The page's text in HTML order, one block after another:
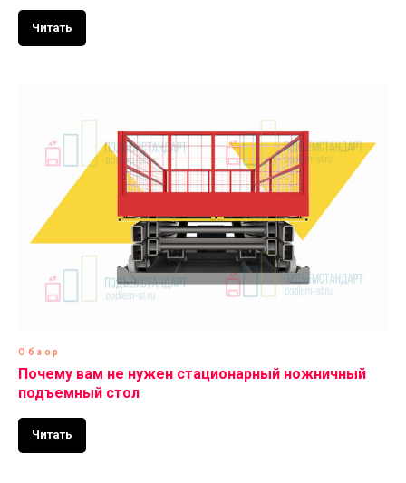
Читать
Обзор
Почему вам не нужен стационарный ножничный
подъемный стол
Читать